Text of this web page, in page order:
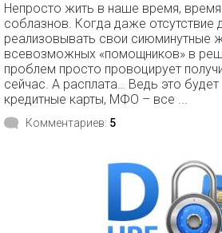
Непросто жить в наше время,
соблазнов. Когда даже отсутствие
реализовывать свои сиюминутные
всевозможных «помощников» в
проблем просто провоцирует
сейчас. А расплата… Ведь это
кредитные карты, МФО – все ...
Комментариев: 5